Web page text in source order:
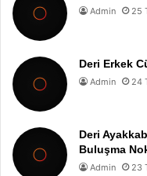
Admin 25
Deri Erkek
Admin 24
Deri
Buluşma
Admin 23